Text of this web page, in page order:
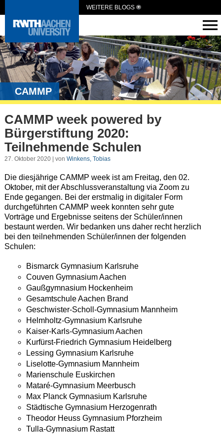
WEITERE BLOGS
CAMMP
CAMMP week powered by
Bürgerstiftung 2020:
Teilnehmende Schulen
27. Oktober 2020 | von Winkens, Tobias
Die diesjährige CAMMP week ist am Freitag, den 02.
Oktober, mit der Abschlussveranstaltung via Zoom zu
Ende gegangen. Bei der erstmalig in digitaler Form
durchgeführten CAMMP week konnten sehr gute
Vorträge und Ergebnisse seitens der Schüler/innen
bestaunt werden. Wir bedanken uns daher recht herzlich
bei den teilnehmenden Schüler/innen der folgenden
Schulen:
Bismarck Gymnasium Karlsruhe
Couven Gymnasium Aachen
Gaußgymnasium Hockenheim
Gesamtschule Aachen Brand
Geschwister-Scholl-Gymnasium Mannheim
Helmholtz-Gymnasium Karlsruhe
Kaiser-Karls-Gymnasium Aachen
Kurfürst-Friedrich Gymnasium Heidelberg
Lessing Gymnasium Karlsruhe
Liselotte-Gymnasium Mannheim
Marienschule Euskirchen
Mataré-Gymnasium Meerbusch
Max Planck Gymnasium Karlsruhe
Städtische Gymnasium Herzogenrath
Theodor Heuss Gymnasium Pforzheim
Tulla-Gymnasium Rastatt